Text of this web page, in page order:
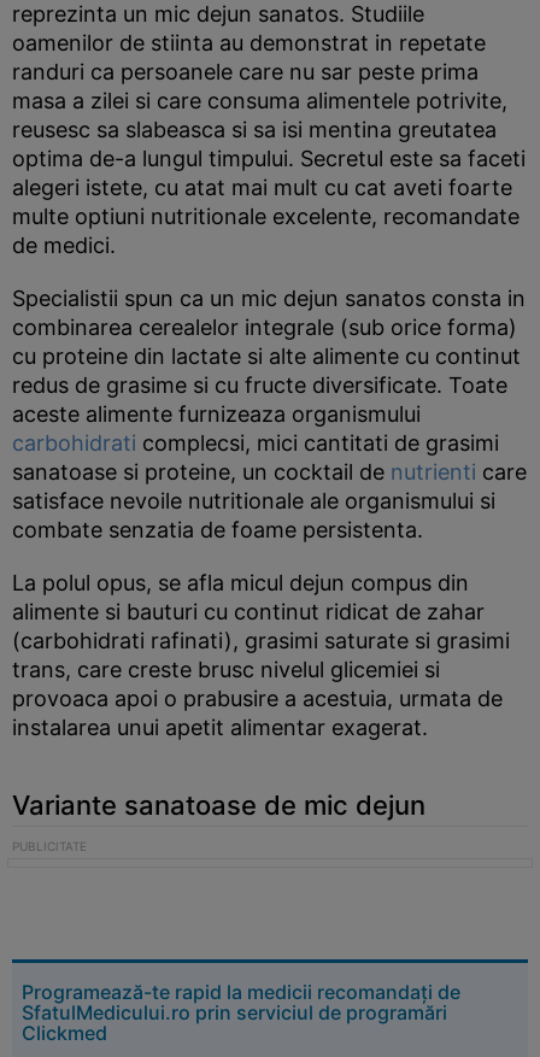
reprezinta un mic dejun sanatos. Studiile
oamenilor de stiinta au demonstrat in repetate
randuri ca persoanele care nu sar peste prima
masa a zilei si care consuma alimentele potrivite,
reusesc sa slabeasca si sa isi mentina greutatea
optima de-a lungul timpului. Secretul este sa faceti
alegeri istete, cu atat mai mult cu cat aveti foarte
multe optiuni nutritionale excelente, recomandate
de medici.
Specialistii spun ca un mic dejun sanatos consta in
combinarea cerealelor integrale (sub orice forma)
cu proteine din lactate si alte alimente cu continut
redus de grasime si cu fructe diversificate. Toate
aceste alimente furnizeaza organismului
carbohidrati complecsi, mici cantitati de grasimi
sanatoase si proteine, un cocktail de nutrienti care
satisface nevoile nutritionale ale organismului si
combate senzatia de foame persistenta.
La polul opus, se afla micul dejun compus din
alimente si bauturi cu continut ridicat de zahar
(carbohidrati rafinati), grasimi saturate si grasimi
trans, care creste brusc nivelul glicemiei si
provoaca apoi o prabusire a acestuia, urmata de
instalarea unui apetit alimentar exagerat.
Variante sanatoase de mic dejun
Programează-te rapid la medicii recomandați de
SfatulMedicului.ro prin serviciul de programări
Clickmed